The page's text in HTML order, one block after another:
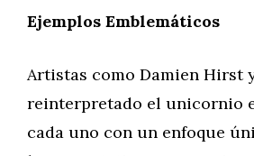
Ejemplos Emblemáticos
Artistas como Damien Hirst
reinterpretado el unicornio
cada uno con un enfoque